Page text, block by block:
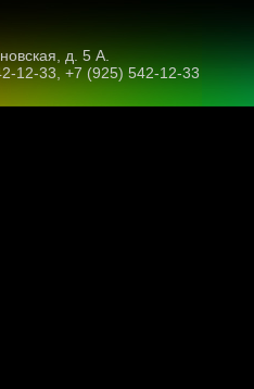
д. 5 А.
12-33, +7 (925) 542-12-33